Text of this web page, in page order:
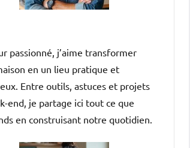
passionné, j’aime transformer
en un lieu pratique et
Entre outils, astuces et projets
end, je partage ici tout ce que
en construisant notre quotidien.